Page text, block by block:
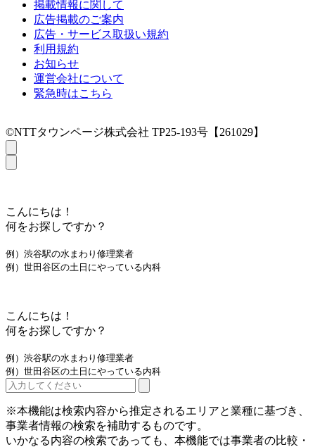
掲載情報に関して
広告掲載のご案内
広告・サービス取扱い規約
利用規約
お知らせ
運営会社について
緊急時はこちら
©NTTタウンページ株式会社 TP25-193号【261029】
こんにちは！
何をお探しですか？
例）渋谷駅の水まわり修理業者
例）世田谷区の土日にやっている内科
こんにちは！
何をお探しですか？
例）渋谷駅の水まわり修理業者
例）世田谷区の土日にやっている内科
※本機能は検索内容から推定されるエリアと業種に基づき、
事業者情報の検索を補助するものです。
いかなる内容の検索であっても、本機能では事業者の比較・